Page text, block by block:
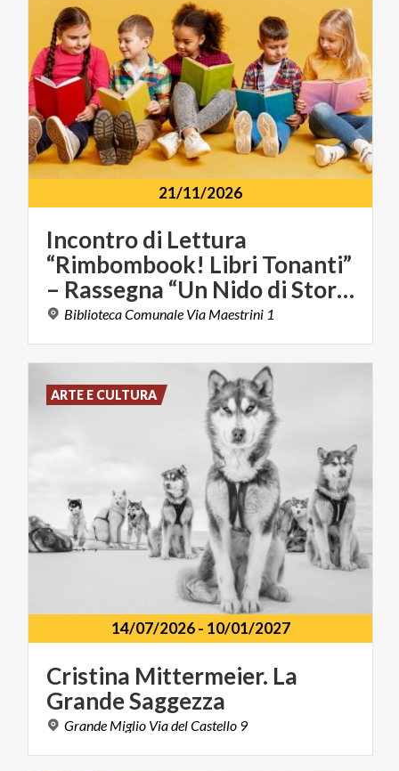
21/11/2026
Incontro di Lettura
“Rimbombook! Libri Tonanti”
– Rassegna “Un Nido di Storie”
BibliotecaComunale Via Maestrini 1
14/07/2026- 10/01/2027
Cristina Mittermeier. La
GrandeSaggezza
Grande Miglio ViadelCastello 9
ARTE E CULTURA